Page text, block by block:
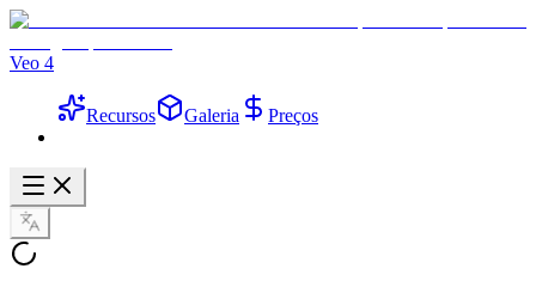
Veo 4
Recursos Galeria Preços